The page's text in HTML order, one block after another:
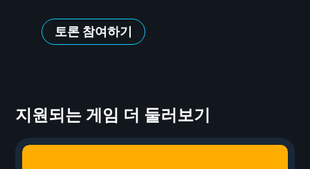
토론 참여하기
지원되는 게임 더 둘러보기